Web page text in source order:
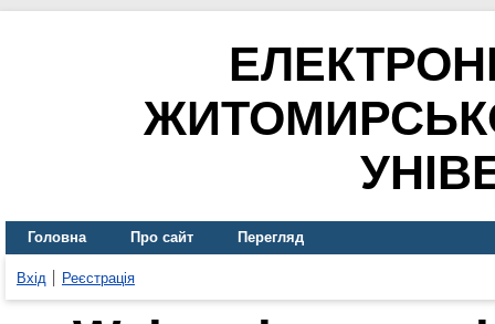
Головна Про сайт Перегляд
Вхід Реєстрація